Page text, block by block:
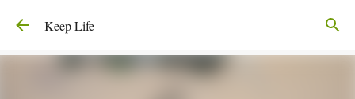
Μετάβαση στο κύριο περιεχόμενο
Keep Life